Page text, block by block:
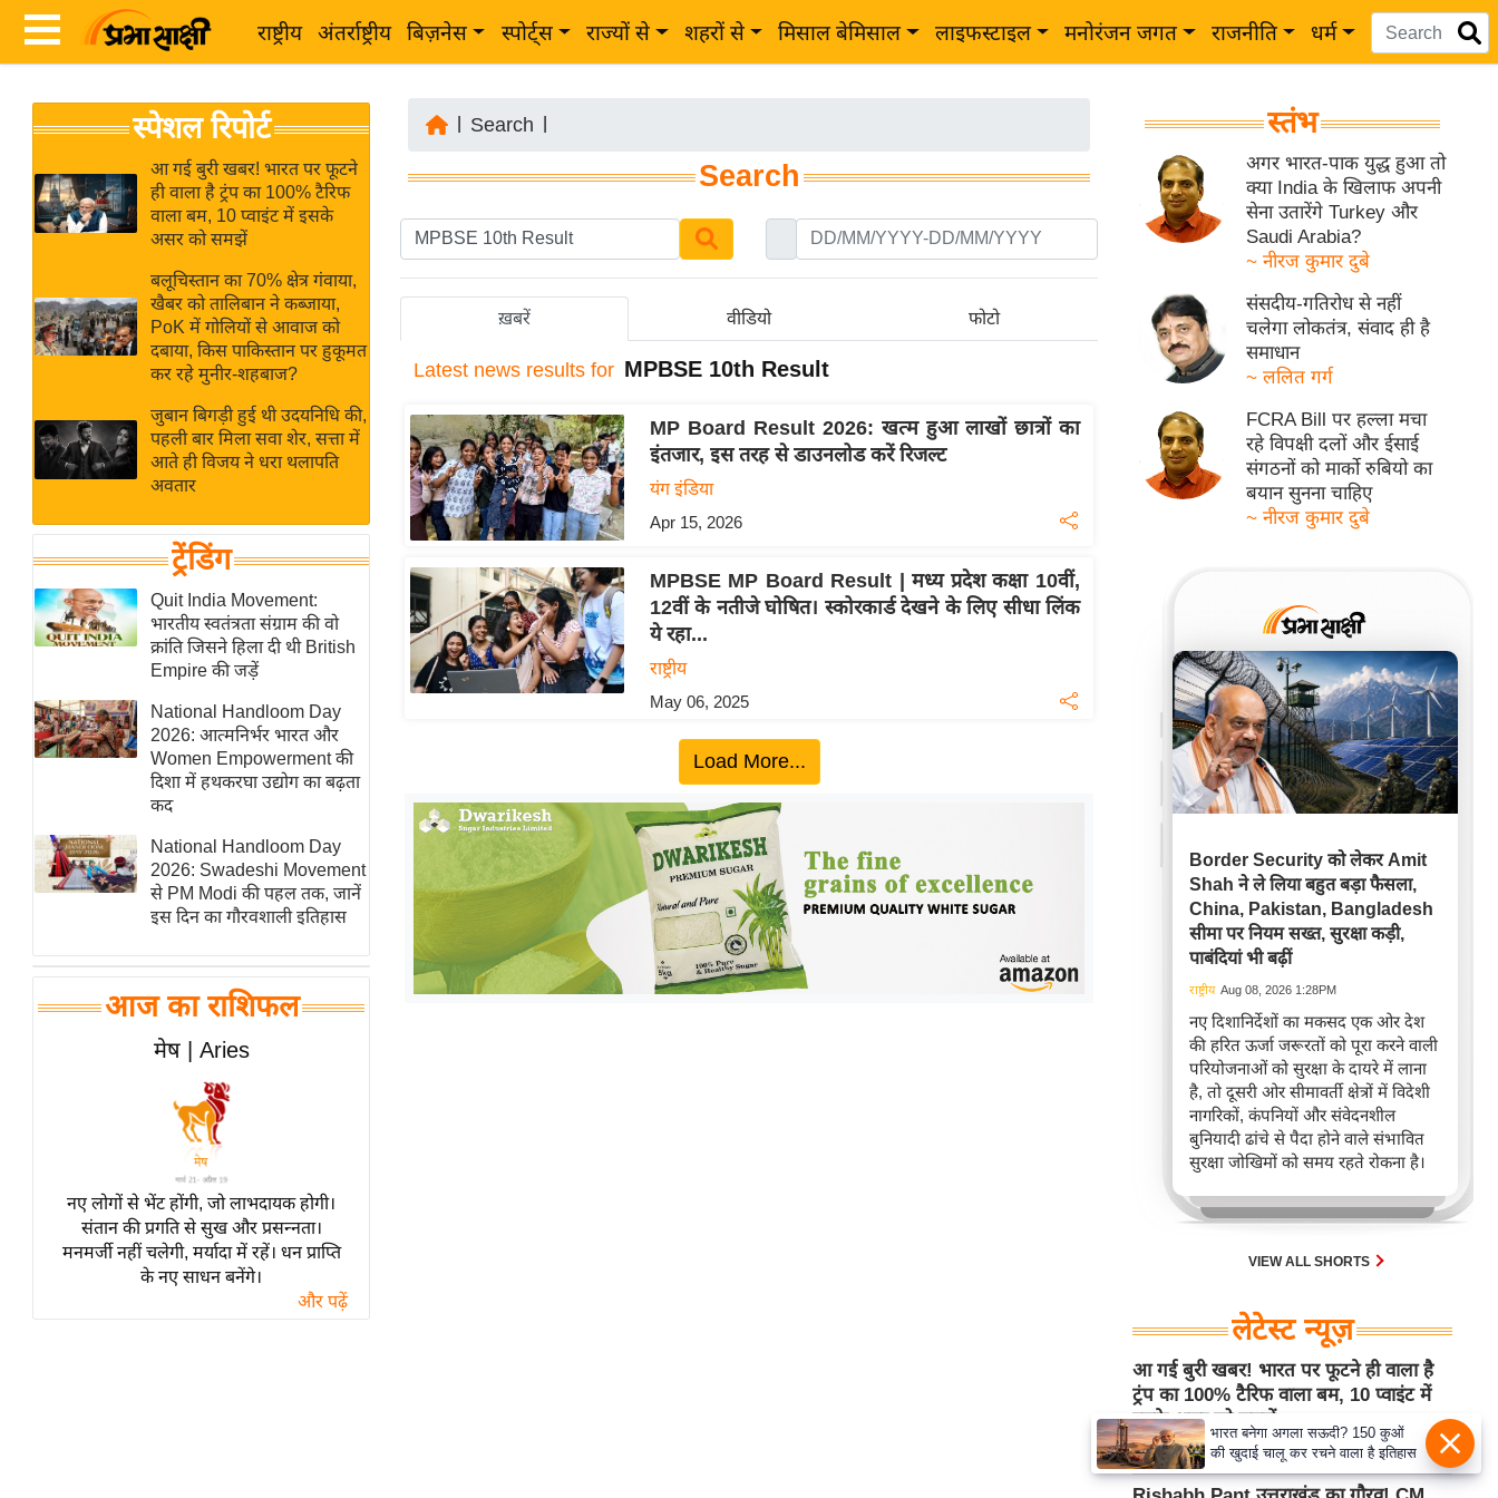
राष्ट्रीय अंतर्राष्ट्रीय बिज़नेस स्पोर्ट्स राज्यों से शहरों से मिसाल बेमिसाल लाइफस्टाइल मनोरंजन जगत राजनीति धर्म
News
Hindi
Live
News in
Hindi
News
Hindi
Videos
ख
ब
र
अंतर्राष्ट्रीय
बिज़नेस
विशेषज्ञ
राय
खेल
क्रिकेट
IPL
2026
ई-पेपर
मिसाल बेमिसाल
शख्सियत
यंग इंडिया
साहित्य जगत
ऑटो वर्ल्ड
न्यूज ब्रीफ
बॉलीवुड
हॉलीवुड
फिल्म समीक्षा
लाइफस्टाइल
टेक्नॉलॉजी
ब्यूटी/फैशन
घरेलू नुस्खे
पर्यटन स्थल
फिटनेस मंत्रा
स्पेशल रिपोर्ट
आ गई बुरी खबर! भारत पर फूटने
ही वाला है ट्रंप का 100% टैरिफ
वाला बम, 10 प्वाइंट में इसके
असर को समझें
बलूचिस्तान का 70% क्षेत्र गंवाया,
खैबर को तालिबान ने कब्जाया,
PoK में गोलियों से आवाज को
दबाया, किस पाकिस्तान पर हुकूमत
कर रहे मुनीर-शहबाज?
जुबान बिगड़ी हुई थी उदयनिधि की,
पहली बार मिला सवा शेर, सत्ता में
आते ही विजय ने धरा थलापति
अवतार
ट्रेंडिंग
Quit India Movement:
भारतीय स्वतंत्रता संग्राम की वो
क्रांति जिसने हिला दी थी British
Empire की जड़ें
National Handloom Day
2026: आत्मनिर्भर भारत और
Women Empowerment की
दिशा में हथकरघा उद्योग का बढ़ता
कद
National Handloom Day
2026: Swadeshi Movement
से PM Modi की पहल तक, जानें
इस दिन का गौरवशाली इतिहास
आज का राशिफल
मेष | Aries
नए लोगों से भेंट होंगी, जो लाभदायक होगी।
संतान की प्रगति से सुख और प्रसन्नता।
मनमर्जी नहीं चलेगी, मर्यादा में रहें। धन प्राप्ति
के नए साधन बनेंगे।
और पढ़ें
Search
Search
ख़बरें वीडियो फोटो
Latest news results for MPBSE 10th Result
MP Board Result 2026: खत्म हुआ लाखों छात्रों का
इंतजार, इस तरह से डाउनलोड करें रिजल्ट
यंग इंडिया
Apr 15, 2026
MPBSE MP Board Result | मध्य प्रदेश कक्षा 10वीं,
12वीं के नतीजे घोषित। स्कोरकार्ड देखने के लिए सीधा लिंक
ये रहा...
राष्ट्रीय
May 06, 2025
Load More...
स्तंभ
अगर भारत-पाक युद्ध हुआ तो
क्या India के खिलाफ अपनी
सेना उतारेंगे Turkey और
Saudi Arabia?
~ नीरज कुमार दुबे
संसदीय-गतिरोध से नहीं
चलेगा लोकतंत्र, संवाद ही है
समाधान
~ ललित गर्ग
FCRA Bill पर हल्ला मचा
रहे विपक्षी दलों और ईसाई
संगठनों को मार्को रुबियो का
बयान सुनना चाहिए
~ नीरज कुमार दुबे
Border Security को लेकर Amit
Shah ने ले लिया बहुत बड़ा फैसला,
China, Pakistan, Bangladesh
सीमा पर नियम सख्त, सुरक्षा कड़ी,
पाबंदियां भी बढ़ीं
राष्ट्रीय Aug 08, 2026 1:28PM
नए दिशानिर्देशों का मकसद एक ओर देश
की हरित ऊर्जा जरूरतों को पूरा करने वाली
परियोजनाओं को सुरक्षा के दायरे में लाना
है, तो दूसरी ओर सीमावर्ती क्षेत्रों में विदेशी
नागरिकों, कंपनियों और संवेदनशील
बुनियादी ढांचे से पैदा होने वाले संभावित
सुरक्षा जोखिमों को समय रहते रोकना है।
VIEW ALL SHORTS
लेटेस्ट न्यूज़
आ गई बुरी खबर! भारत पर फूटने ही वाला है
ट्रंप का 100% टैरिफ वाला बम, 10 प्वाइंट में
इसके असर को समझें
Aug 08, 2026 1:14PM एम. आर. आई
भारत बनेगा अगला सऊदी? 150 कुओं
की खुदाई चालू कर रचने वाला है इतिहास